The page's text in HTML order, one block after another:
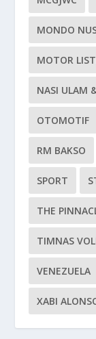
MONDO
MOTOR
NASI ULAM
OTOMOTIF
RM BAKSO
SPORT
THE
TIMNAS
VENEZUELA
XABI